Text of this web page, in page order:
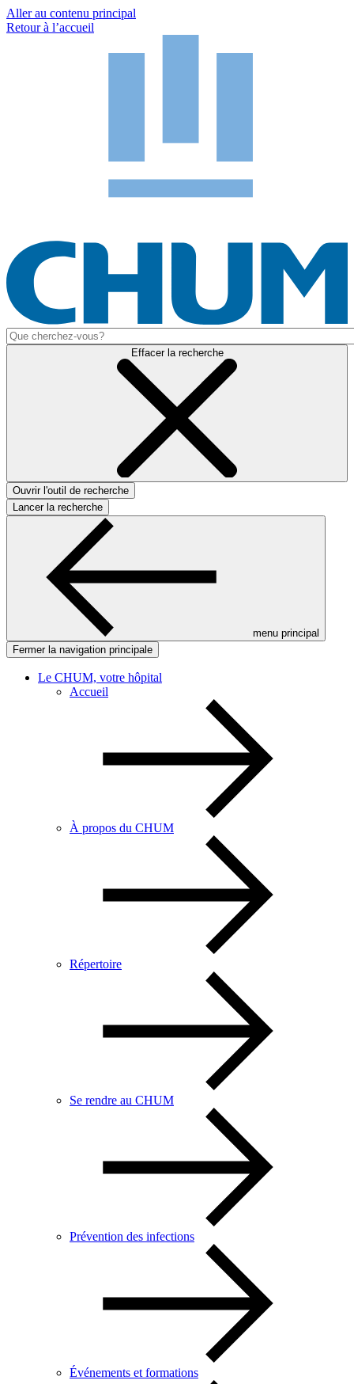
Aller au contenu principal
Retour à l’accueil
Effacer la recherche
Ouvrir l'outil de recherche
Lancer la recherche
menu principal
Fermer la navigation principale
Le CHUM, votre hôpital
Accueil
À propos du CHUM
Répertoire
Se rendre au CHUM
Prévention des infections
Événements et formations